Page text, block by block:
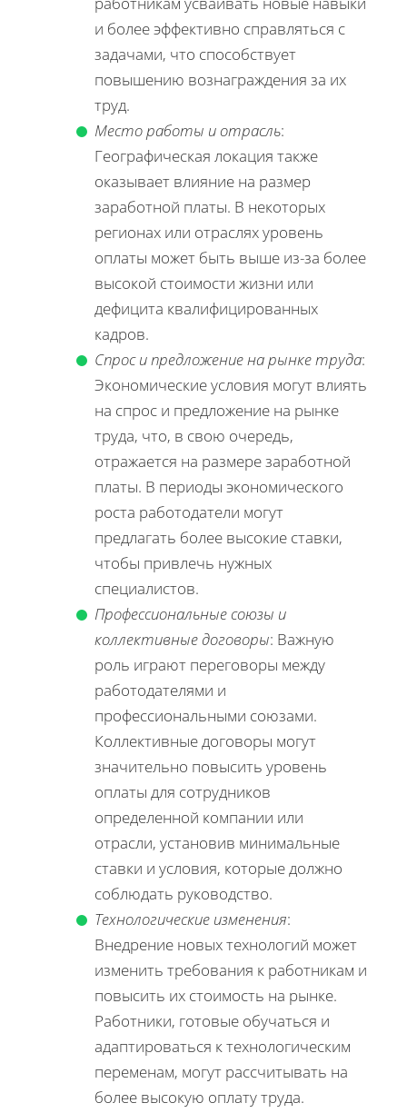
и более эффективно справляться с
задачами, что способствует
повышению вознаграждения за их
труд.
Место работы и отрасль:
Географическая локация также
оказывает влияние на размер
заработной платы. В некоторых
регионах или отраслях уровень
оплаты может быть выше из-за более
высокой стоимости жизни или
дефицита квалифицированных
кадров.
Спрос и предложение на рынке труда:
Экономические условия могут влиять
на спрос и предложение на рынке
труда, что, в свою очередь,
отражается на размере заработной
платы. В периоды экономического
роста работодатели могут
предлагать более высокие ставки,
чтобы привлечь нужных
специалистов.
Профессиональные союзы и
коллективные договоры: Важную
роль играют переговоры между
работодателями и
профессиональными союзами.
Коллективные договоры могут
значительно повысить уровень
оплаты для сотрудников
определенной компании или
отрасли, установив минимальные
ставки и условия, которые должно
соблюдать руководство.
Технологические изменения:
Внедрение новых технологий может
изменить требования к работникам и
повысить их стоимость на рынке.
Работники, готовые обучаться и
адаптироваться к технологическим
переменам, могут рассчитывать на
более высокую оплату труда.